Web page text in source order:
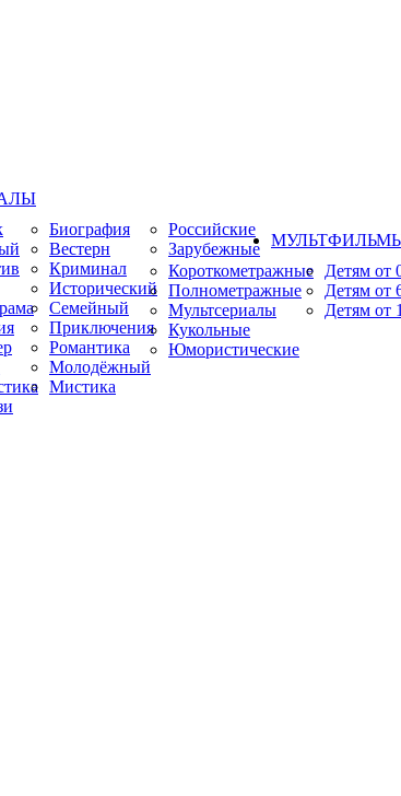
Биография
Вестерн
Криминал
Исторический
Семейный
Приключения
Романтика
Молодёжный
Мистика
Российские
Зарубежные
Короткометражные
Полнометражные
Мультсериалы
Кукольные
Юмористические
Детям от
Детям от
Детям от